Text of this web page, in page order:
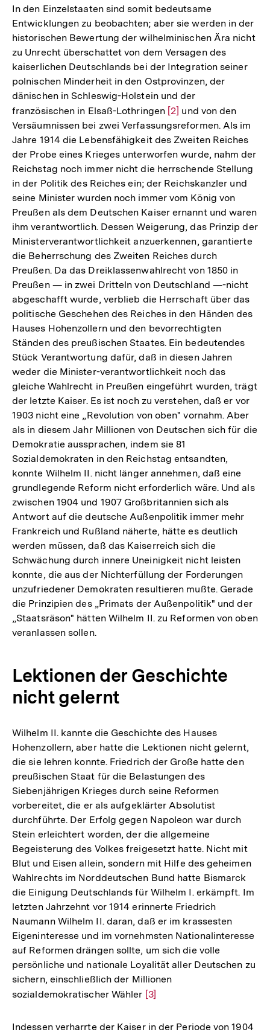
In den Einzelstaaten sind somit bedeutsame
Entwicklungen zu beobachten; aber sie werden in der
historischen Bewertung der wilhelminischen Ära nicht
zu Unrecht überschattet von dem Versagen des
kaiserlichen Deutschlands bei der Integration seiner
polnischen Minderheit in den Ostprovinzen, der
dänischen in Schleswig-Holstein und der
französischen in Elsaß-Lothringen Zur
Auflösung
der
Fußnote
[2] und von den
Versäumnissen bei zwei Verfassungsreformen. Als im
Jahre 1914 die Lebensfähigkeit des Zweiten Reiches
der Probe eines Krieges unterworfen wurde, nahm der
Reichstag noch immer nicht die herrschende Stellung
in der Politik des Reiches ein; der Reichskanzler und
seine Minister wurden noch immer vom König von
Preußen als dem Deutschen Kaiser ernannt und waren
ihm verantwortlich. Dessen Weigerung, das Prinzip der
Ministerverantwortlichkeit anzuerkennen, garantierte
die Beherrschung des Zweiten Reiches durch
Preußen. Da das Dreiklassenwahlrecht von 1850 in
Preußen — in zwei Dritteln von Deutschland —-nicht
abgeschafft wurde, verblieb die Herrschaft über das
politische Geschehen des Reiches in den Händen des
Hauses Hohenzollern und den bevorrechtigten
Ständen des preußischen Staates. Ein bedeutendes
Stück Verantwortung dafür, daß in diesen Jahren
weder die Minister-verantwortlichkeit noch das
gleiche Wahlrecht in Preußen eingeführt wurden, trägt
der letzte Kaiser. Es ist noch zu verstehen, daß er vor
1903 nicht eine „Revolution von oben" vornahm. Aber
als in diesem Jahr Millionen von Deutschen sich für die
Demokratie aussprachen, indem sie 81
Sozialdemokraten in den Reichstag entsandten,
konnte Wilhelm II. nicht länger annehmen, daß eine
grundlegende Reform nicht erforderlich wäre. Und als
zwischen 1904 und 1907 Großbritannien sich als
Antwort auf die deutsche Außenpolitik immer mehr
Frankreich und Rußland näherte, hätte es deutlich
werden müssen, daß das Kaiserreich sich die
Schwächung durch innere Uneinigkeit nicht leisten
konnte, die aus der Nichterfüllung der Forderungen
unzufriedener Demokraten resultieren mußte. Gerade
die Prinzipien des „Primats der Außenpolitik" und der
„Staatsräson" hätten Wilhelm II. zu Reformen von oben
veranlassen sollen.
Lektionen der Geschichte
nicht gelernt
Wilhelm II. kannte die Geschichte des Hauses
Hohenzollern, aber hatte die Lektionen nicht gelernt,
die sie lehren konnte. Friedrich der Große hatte den
preußischen Staat für die Belastungen des
Siebenjährigen Krieges durch seine Reformen
vorbereitet, die er als aufgeklärter Absolutist
durchführte. Der Erfolg gegen Napoleon war durch
Stein erleichtert worden, der die allgemeine
Begeisterung des Volkes freigesetzt hatte. Nicht mit
Blut und Eisen allein, sondern mit Hilfe des geheimen
Wahlrechts im Norddeutschen Bund hatte Bismarck
die Einigung Deutschlands für Wilhelm I. erkämpft. Im
letzten Jahrzehnt vor 1914 erinnerte Friedrich
Naumann Wilhelm II. daran, daß er im krassesten
Eigeninteresse und im vornehmsten Nationalinteresse
auf Reformen drängen sollte, um sich die volle
persönliche und nationale Loyalität aller Deutschen zu
sichern, einschließlich der Millionen
sozialdemokratischer Wähler Zur
der
[3]
Indessen verharrte der Kaiser in der Periode von 1904